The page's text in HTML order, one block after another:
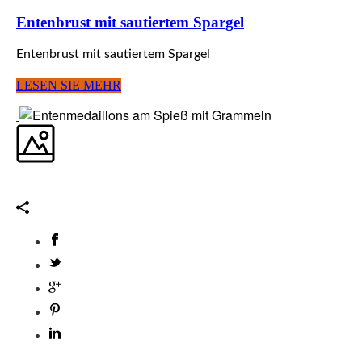
Entenbrust mit sautiertem Spargel
Entenbrust mit sautiertem Spargel
LESEN SIE MEHR